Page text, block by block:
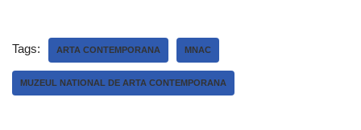
Tags: ARTA CONTEMPORANA MNAC
MUZEUL NATIONAL DE ARTA CONTEMPORANA